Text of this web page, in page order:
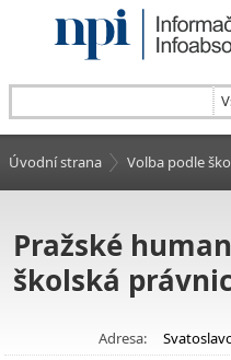
Úvodní strana Volba podle
Pražské
školská
Adresa: